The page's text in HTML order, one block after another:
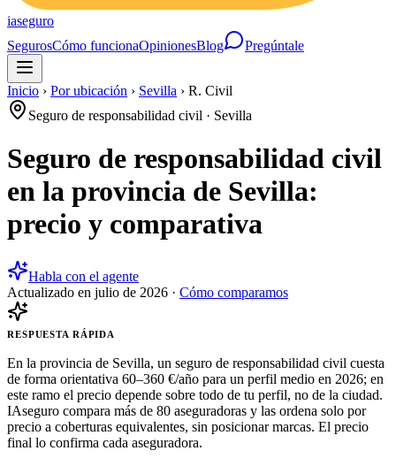
iaseguro
SegurosCómo funcionaOpinionesBlog Pregúntale
Inicio › Por ubicación › Sevilla › R. Civil
Seguro de responsabilidad civil · Sevilla
Seguro de responsabilidad civil
en la provincia de Sevilla:
precio y comparativa
Habla con el agente
Actualizado en julio de 2026 · Cómo comparamos
RESPUESTA RÁPIDA
En la provincia de Sevilla, un seguro de responsabilidad civil cuesta
de forma orientativa 60–360 €/año para un perfil medio en 2026; en
este ramo el precio depende sobre todo de tu perfil, no de la ciudad.
IAseguro compara más de 80 aseguradoras y las ordena solo por
precio a coberturas equivalentes, sin posicionar marcas. El precio
final lo confirma cada aseguradora.